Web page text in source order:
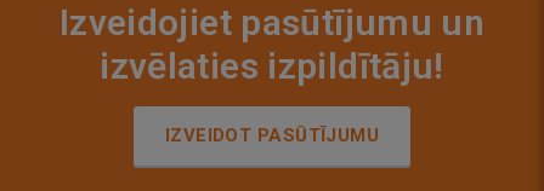
Izveidojiet pasūtījumu un
izvēlaties izpildītāju!
IZVEIDOT PASŪTĪJUMU